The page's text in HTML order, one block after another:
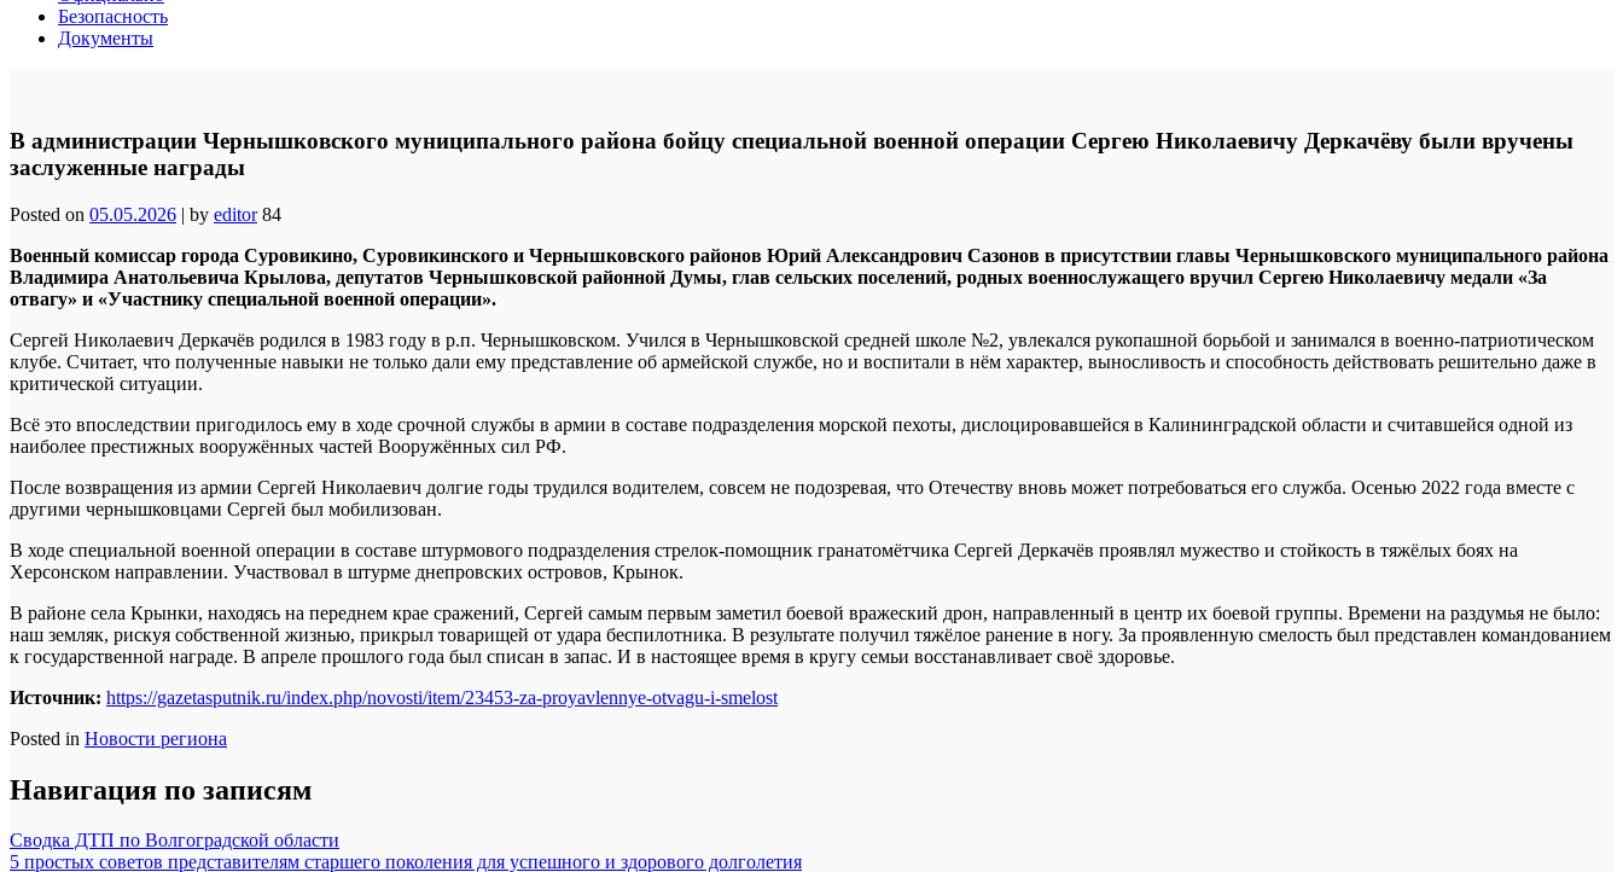
Безопасность
Документы
В администрации Чернышковского муниципального района бойцу специальной военной операции Сергею Николаевичу Деркачёву были вручены
заслуженные награды
Posted on 05.05.2026 | by editor 84
Военный комиссар города Суровикино, Суровикинского и Чернышковского районов Юрий Александрович Сазонов в присутствии главы Чернышковского муниципального района
Владимира Анатольевича Крылова, депутатов Чернышковской районной Думы, глав сельских поселений, родных военнослужащего вручил Сергею Николаевичу медали «За
отвагу» и «Участнику специальной военной операции».
Сергей Николаевич Деркачёв родился в 1983 году в р.п. Чернышковском. Учился в Чернышковской средней школе №2, увлекался рукопашной борьбой и занимался в военно-патриотическом
клубе. Считает, что полученные навыки не только дали ему представление об армейской службе, но и воспитали в нём характер, выносливость и способность действовать решительно даже в
критической ситуации.
Всё это впоследствии пригодилось ему в ходе срочной службы в армии в составе подразделения морской пехоты, дислоцировавшейся в Калининградской области и считавшейся одной из
наиболее престижных вооружённых частей Вооружённых сил РФ.
После возвращения из армии Сергей Николаевич долгие годы трудился водителем, совсем не подозревая, что Отечеству вновь может потребоваться его служба. Осенью 2022 года вместе с
другими чернышковцами Сергей был мобилизован.
В ходе специальной военной операции в составе штурмового подразделения стрелок-помощник гранатомётчика Сергей Деркачёв проявлял мужество и стойкость в тяжёлых боях на
Херсонском направлении. Участвовал в штурме днепровских островов, Крынок.
В районе села Крынки, находясь на переднем крае сражений, Сергей самым первым заметил боевой вражеский дрон, направленный в центр их боевой группы. Времени на раздумья не было:
наш земляк, рискуя собственной жизнью, прикрыл товарищей от удара беспилотника. В результате получил тяжёлое ранение в ногу. За проявленную смелость был представлен командованием
к государственной награде. В апреле прошлого года был списан в запас. И в настоящее время в кругу семьи восстанавливает своё здоровье.
Источник: https://gazetasputnik.ru/index.php/novosti/item/23453-za-proyavlennye-otvagu-i-smelost
Posted in Новости региона
Навигация по записям
Сводка ДТП по Волгоградской области
5 простых советов представителям старшего поколения для успешного и здорового долголетия